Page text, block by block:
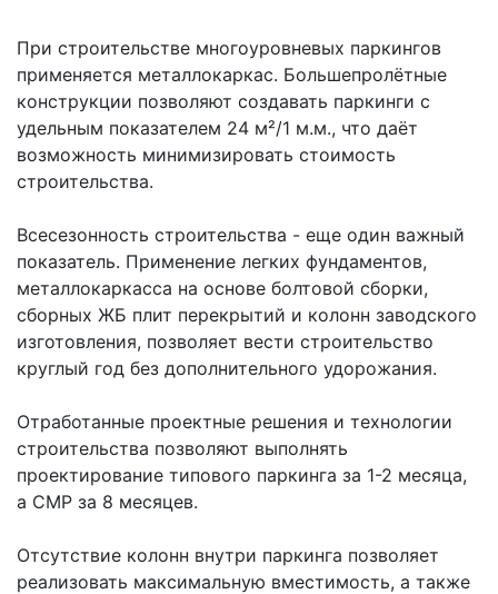
При строительстве многоуровневых паркингов
применяется металлокаркас. Большепролётные
конструкции позволяют создавать паркинги с
удельным показателем 24 м²/1 м.м., что даёт
возможность минимизировать стоимость
строительства.
Всесезонность строительства - еще один важный
показатель. Применение легких фундаментов,
металлокаркасса на основе болтовой сборки,
сборных ЖБ плит перекрытий и колонн заводского
изготовления, позволяет вести строительство
круглый год без дополнительного удорожания.
Отработанные проектные решения и технологии
строительства позволяют выполнять
проектирование типового паркинга за 1-2 месяца,
а CMP за 8 месяцев.
Отсутствие колонн внутри паркинга позволяет
реализовать максимальную вместимость, а также